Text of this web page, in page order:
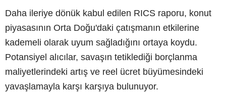
Daha ileriye dönük kabul edilen RICS raporu, konut
piyasasının Orta Doğu'daki çatışmanın etkilerine
kademeli olarak uyum sağladığını ortaya koydu.
Potansiyel alıcılar, savaşın tetiklediği borçlanma
maliyetlerindeki artış ve reel ücret büyümesindeki
yavaşlamayla karşı karşıya bulunuyor.